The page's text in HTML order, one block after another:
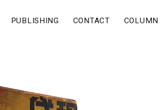
PUBLISHING CONTACT COLUMN